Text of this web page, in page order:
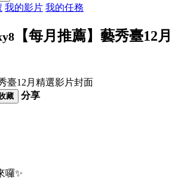
我的影片 我的任務
【每月推薦】藝秀臺12月
藏 分享
囉✨